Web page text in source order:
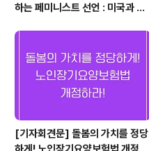
하는 페미니스트 선언 : 미국과 이
단학살 중단하라! "여성, 삶, 자
유.", "가난, 부패, 치솟는 물가, 우
리는 정권 전복될 때까지 싸울 것
이다."
[기자회견문] 돌봄의 가치를 정당